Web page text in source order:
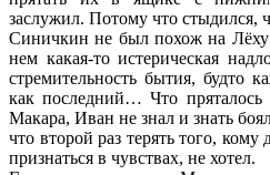
заслужил. Потому что стыдился,
Синичкин не был похож на
нем какая-то истерическая
стремительность бытия, будто
как последний… Что пряталось
Макара, Иван не знал и знать
что второй раз терять того,
признаться в чувствах,